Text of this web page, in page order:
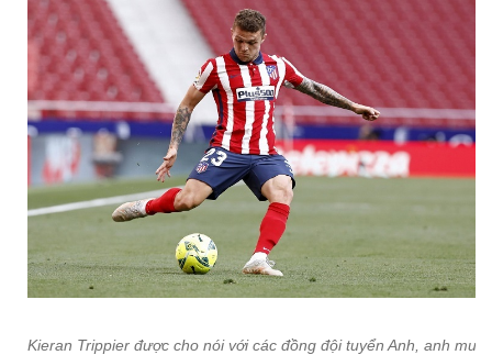
Kieran Trippier được cho nói với các đồng đội tuyển Anh, anh